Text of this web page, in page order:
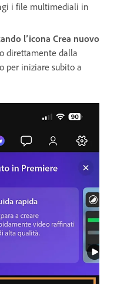
i file multimediali in
l’icona Crea nuovo
direttamente dalla
per iniziare subito a